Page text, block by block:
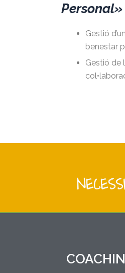
Personal»
Gestió
benestar
Gestió de